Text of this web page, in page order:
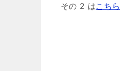
その 2 はこちら